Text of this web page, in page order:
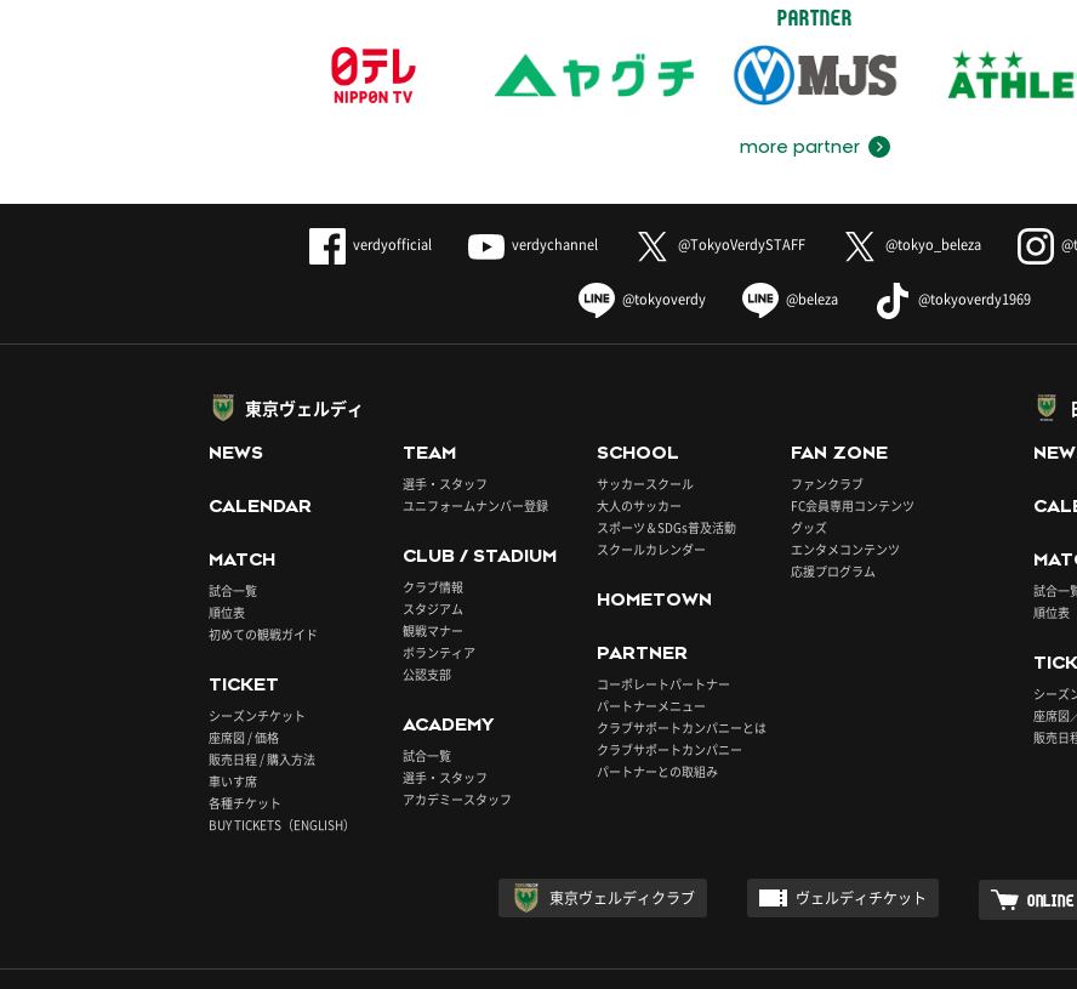
PARTNER
more partner
verdyofficial verdychannel @TokyoVerdySTAFF @tokyo_beleza
@tokyoverdy @beleza @tokyoverdy1969
東京ヴェルディ
NEWS
CALENDAR
MATCH
試合一覧
順位表
初めての観戦ガイド
TICKET
シーズンチケット
座席図 / 価格
販売日程 / 購入方法
車いす席
各種チケット
BUY TICKETS（ENGLISH）
TEAM
選手・スタッフ
ユニフォームナンバー登録
CLUB / STADIUM
クラブ情報
スタジアム
観戦マナー
ボランティア
公認支部
ACADEMY
試合一覧
選手・スタッフ
アカデミースタッフ
SCHOOL
サッカースクール
大人のサッカー
スポーツ＆SDGs普及活動
スクールカレンダー
HOMETOWN
PARTNER
コーポレートパートナー
パートナーメニュー
クラブサポートカンパニーとは
クラブサポートカンパニー
パートナーとの取組み
FAN ZONE
ファンクラブ
FC会員専用コンテンツ
グッズ
エンタメコンテンツ
応援プログラム
試合一
順位表
シーズ
座席図
販売日
東京ヴェルディクラブ ヴェルディチケット ONLINE